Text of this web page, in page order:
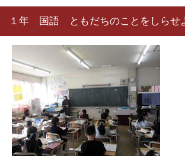
１年 国語 ともだちのことをしらせ